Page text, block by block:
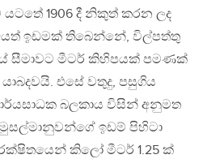
යටතේ 1906 දී නිකුත් කරන ලද
ඉඩමක් තිබෙන්නේ, විල්පත්තු
සීමාවට මීටර් කිහිපයක් පමණක්
එසේ වතුදු, පසුගිය
බලකාය විසින් අනුමත
ඉඩම් පිහිටා
කිලෝ මීටර් 1.25 ක්